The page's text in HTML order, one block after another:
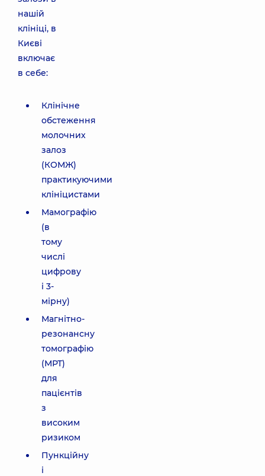
нашій
клініці, в
Києві
включає
в себе:
Клінічне
обстеження
молочних
залоз
(КОМЖ)
практикуючими
клініцистами
Мамографію
(в
тому
числі
цифрову
і 3-
мірну)
Магнітно-
резонансну
томографію
(МРТ)
для
пацієнтів
з
високим
ризиком
Пункційну
і